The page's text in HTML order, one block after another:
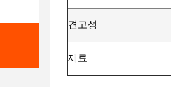
견고성
재료